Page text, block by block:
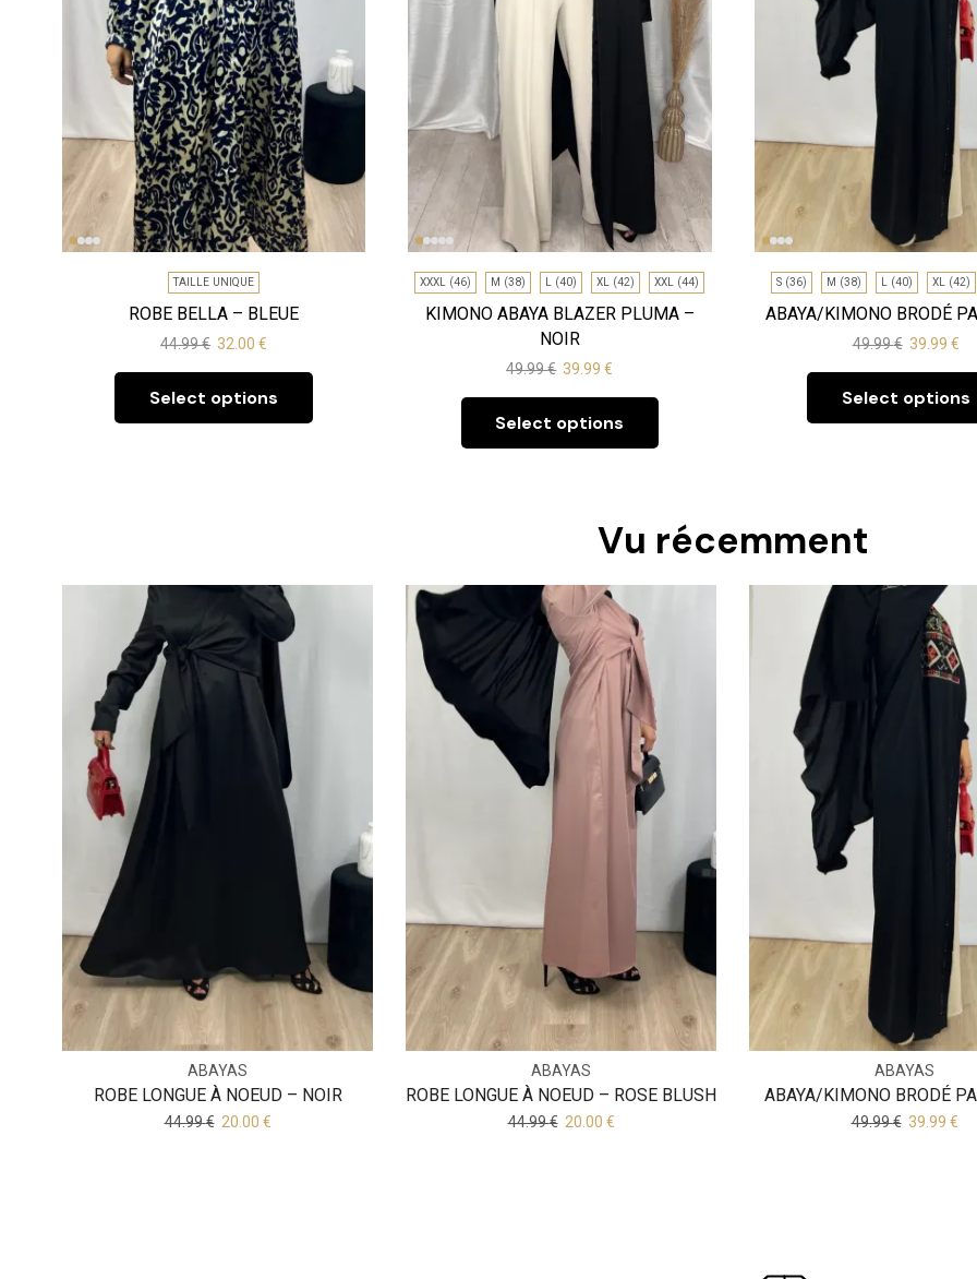
TAILLE UNIQUE
ROBE BELLA – BLEUE
44.99€ 32.00€
Select options
XXXL (46) M (38) L (40) XL (42) XXL (44)
KIMONO ABAYA BLAZER PLUMA –
NOIR
49.99€ 39.99€
Select options
S (36) M (38) L (40) XL (42)
ABAYA/KIMONO BRODÉ
49.99€ 39.99 €
Select options
Vu récemment
ABAYAS
ROBE LONGUE À NOEUD – NOIR
44.99€ 20.00 €
ABAYAS
ROBE LONGUE À NOEUD – ROSE BLUSH
44.99€ 20.00 €
ABAYAS
ABAYA/KIMONO BRODÉ
49.99€ 39.99 €